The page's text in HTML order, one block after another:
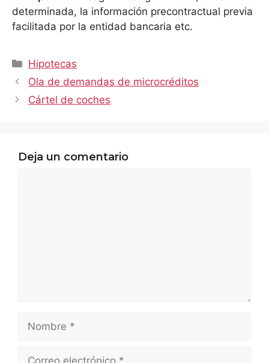
determinada, la información precontractual previa
facilitada por la entidad bancaria etc.
Categorías
Hipotecas
Ola de demandas de microcréditos
Cártel de coches
Deja un comentario
Nombre
Correo